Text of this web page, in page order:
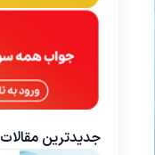
جدیدترین مقالات